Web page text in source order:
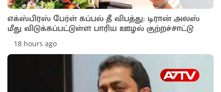
எக்ஸ்பிரஸ் பேர்ள் கப்பல் தீ விபத்து: டிரான் அலஸ்
மீது விடுக்கப்பட்டுள்ள பாரிய ஊழல் குற்றச்சாட்டு
18 hours ago